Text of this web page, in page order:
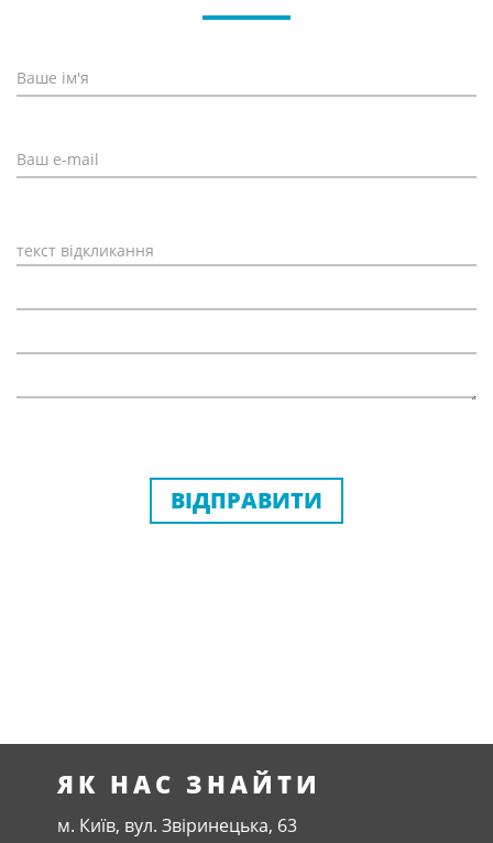
ВІДПРАВИТИ
ЯК НАС ЗНАЙТИ
м. Київ, вул. Звіринецька, 63